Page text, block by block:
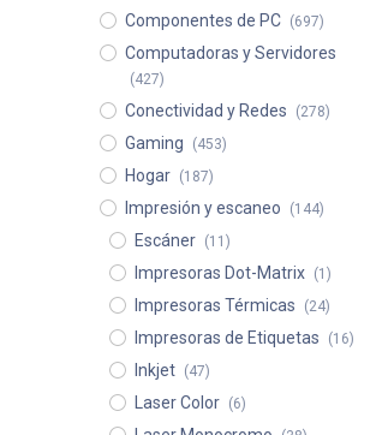
Componentes de PC (697)
Computadoras y Servidores
(427)
Conectividad y Redes (278)
Gaming (453)
Hogar (187)
Impresión y escaneo (144)
Escáner (11)
Impresoras Dot-Matrix (1)
Impresoras Térmicas (24)
Impresoras de Etiquetas (16)
Inkjet (47)
Laser Color (6)